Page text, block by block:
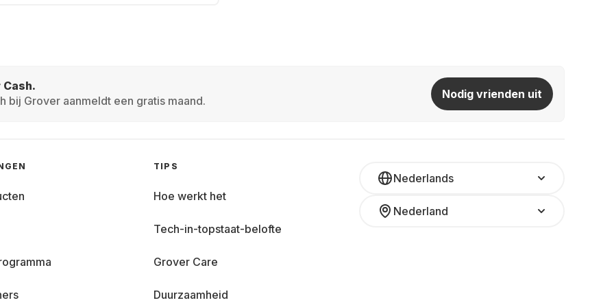
Grover aanmeldt een gratis maand.
Nodig vrienden uit
Nederlands
Nederland
TIPS
Hoe werkt het
Tech-in-topstaat-belofte
Grover Care
Duurzaamheid